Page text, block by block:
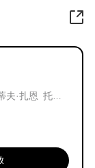
夫·扎恩 托比·哈斯